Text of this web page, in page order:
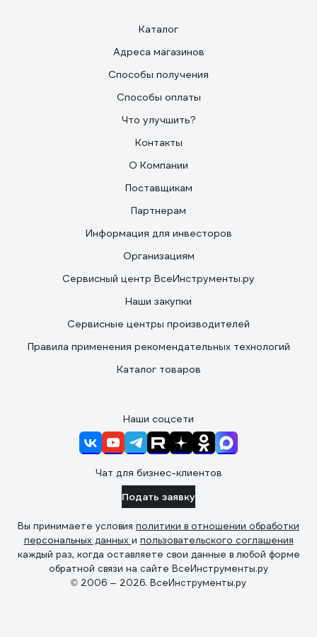
Каталог
Адреса магазинов
Способы получения
Способы оплаты
Что улучшить?
Контакты
О Компании
Поставщикам
Партнерам
Информация для инвесторов
Организациям
Сервисный центр ВсеИнструменты.ру
Наши закупки
Сервисные центры производителей
Правила применения рекомендательных технологий
Каталог товаров
Наши соцсети
Чат для бизнес-клиентов
Подать заявку
Вы принимаете условия политики в отношении обработки
персональных данных и пользовательского соглашения
каждый раз, когда оставляете свои данные в любой форме
обратной связи на сайте ВсеИнструменты.ру
© 2006 — 2026. ВсеИнструменты.ру